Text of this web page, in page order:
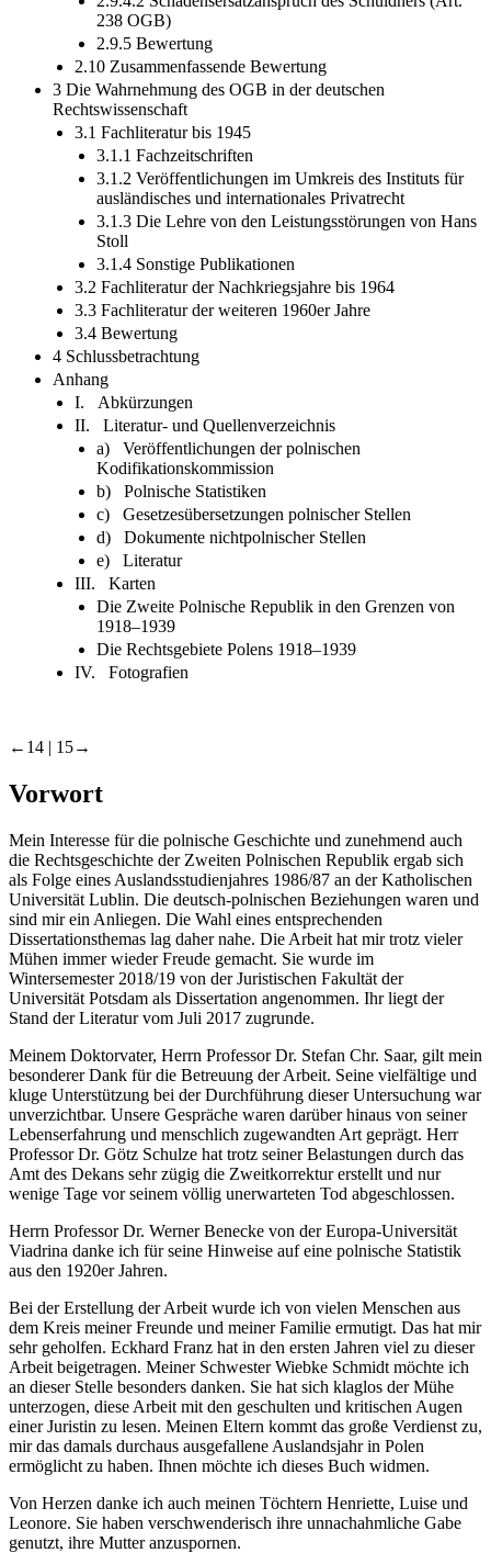
238 OGB)
2.9.5 Bewertung
2.10 Zusammenfassende Bewertung
3 Die Wahrnehmung des OGB in der deutschen
Rechtswissenschaft
3.1 Fachliteratur bis 1945
3.1.1 Fachzeitschriften
3.1.2 Veröffentlichungen im Umkreis des Instituts für
ausländisches und internationales Privatrecht
3.1.3 Die Lehre von den Leistungsstörungen von Hans
Stoll
3.1.4 Sonstige Publikationen
3.2 Fachliteratur der Nachkriegsjahre bis 1964
3.3 Fachliteratur der weiteren 1960er Jahre
3.4 Bewertung
4 Schlussbetrachtung
Anhang
I. Abkürzungen
II. Literatur- und Quellenverzeichnis
a) Veröffentlichungen der polnischen
Kodifikationskommission
b) Polnische Statistiken
c) Gesetzesübersetzungen polnischer Stellen
d) Dokumente nichtpolnischer Stellen
e) Literatur
III. Karten
Die Zweite Polnische Republik in den Grenzen von
1918–1939
Die Rechtsgebiete Polens 1918–1939
IV. Fotografien
←14 | 15→
Vorwort
Mein Interesse für die polnische Geschichte und zunehmend auch
die Rechtsgeschichte der Zweiten Polnischen Republik ergab sich
als Folge eines Auslandsstudienjahres 1986/87 an der Katholischen
Universität Lublin. Die deutsch-polnischen Beziehungen waren und
sind mir ein Anliegen. Die Wahl eines entsprechenden
Dissertationsthemas lag daher nahe. Die Arbeit hat mir trotz vieler
Mühen immer wieder Freude gemacht. Sie wurde im
Wintersemester 2018/19 von der Juristischen Fakultät der
Universität Potsdam als Dissertation angenommen. Ihr liegt der
Stand der Literatur vom Juli 2017 zugrunde.
Meinem Doktorvater, Herrn Professor Dr. Stefan Chr. Saar, gilt mein
besonderer Dank für die Betreuung der Arbeit. Seine vielfältige und
kluge Unterstützung bei der Durchführung dieser Untersuchung war
unverzichtbar. Unsere Gespräche waren darüber hinaus von seiner
Lebenserfahrung und menschlich zugewandten Art geprägt. Herr
Professor Dr. Götz Schulze hat trotz seiner Belastungen durch das
Amt des Dekans sehr zügig die Zweitkorrektur erstellt und nur
wenige Tage vor seinem völlig unerwarteten Tod abgeschlossen.
Herrn Professor Dr. Werner Benecke von der Europa-Universität
Viadrina danke ich für seine Hinweise auf eine polnische Statistik
aus den 1920er Jahren.
Bei der Erstellung der Arbeit wurde ich von vielen Menschen aus
dem Kreis meiner Freunde und meiner Familie ermutigt. Das hat mir
sehr geholfen. Eckhard Franz hat in den ersten Jahren viel zu dieser
Arbeit beigetragen. Meiner Schwester Wiebke Schmidt möchte ich
an dieser Stelle besonders danken. Sie hat sich klaglos der Mühe
unterzogen, diese Arbeit mit den geschulten und kritischen Augen
einer Juristin zu lesen. Meinen Eltern kommt das große Verdienst zu,
mir das damals durchaus ausgefallene Auslandsjahr in Polen
ermöglicht zu haben. Ihnen möchte ich dieses Buch widmen.
Von Herzen danke ich auch meinen Töchtern Henriette, Luise und
Leonore. Sie haben verschwenderisch ihre unnachahmliche Gabe
genutzt, ihre Mutter anzuspornen.